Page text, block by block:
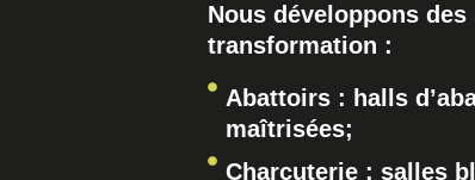
Nous développons
transformation :
Abattoirs : halls
maîtrisées;
Charcuterie : salles